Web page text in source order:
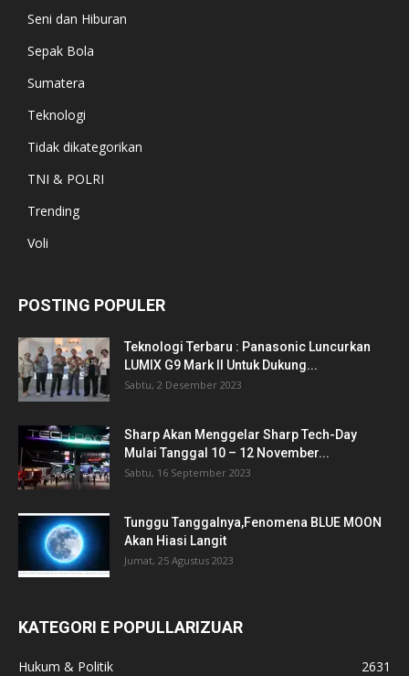
Seni dan Hiburan
Sepak Bola
Sumatera
Teknologi
Tidak dikategorikan
TNI & POLRI
Trending
Voli
POSTING POPULER
Teknologi Terbaru : Panasonic Luncurkan
LUMIX G9 Mark II Untuk Dukung...
Sabtu, 2 Desember 2023
Sharp Akan Menggelar Sharp Tech-Day
Mulai Tanggal 10 – 12 November...
Sabtu, 16 September 2023
Tunggu Tanggalnya,Fenomena BLUE MOON
Akan Hiasi Langit
Jumat, 25 Agustus 2023
KATEGORI E POPULLARIZUAR
Hukum & Politik
2631